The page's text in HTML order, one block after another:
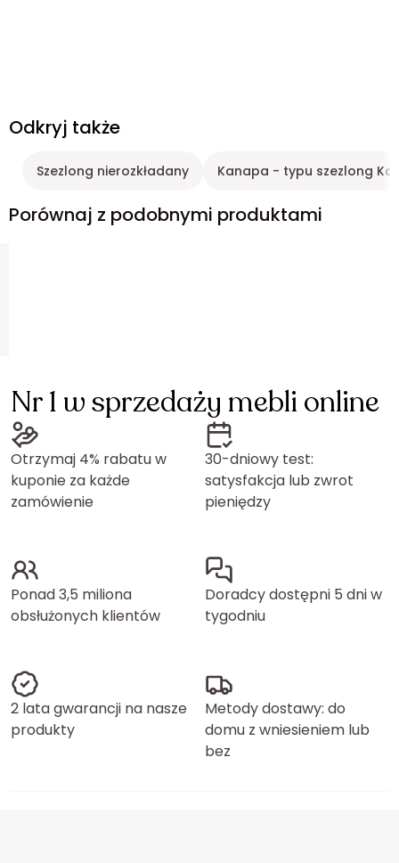
Odkryj także
Szezlong nierozkładany Kanapa - typu szezlong
Porównaj z podobnymi produktami
Nr 1 w sprzedaży mebli online
Otrzymaj 4% rabatu w
kuponie za każde
zamówienie
30-dniowy test:
satysfakcja lub zwrot
pieniędzy
Ponad 3,5 miliona
obsłużonych klientów
Doradcy dostępni 5 dni w
tygodniu
2 lata gwarancji na nasze
produkty
Metody dostawy: do
domu z wniesieniem lub
bez